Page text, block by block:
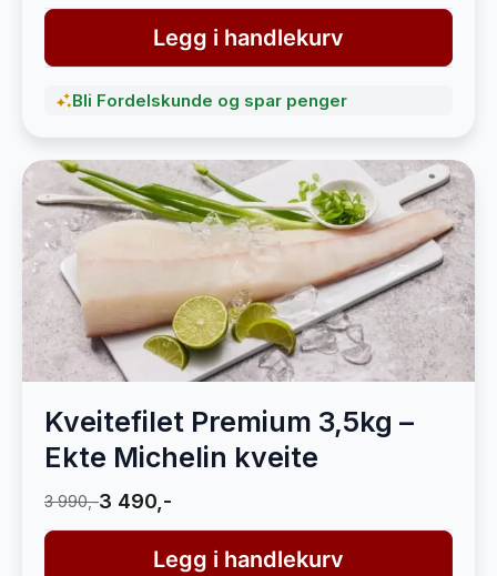
Legg i handlekurv
Bli Fordelskunde og spar penger
Kveitefilet Premium 3,5kg –
Ekte Michelin kveite
3 990,-3 490,-
Legg i handlekurv